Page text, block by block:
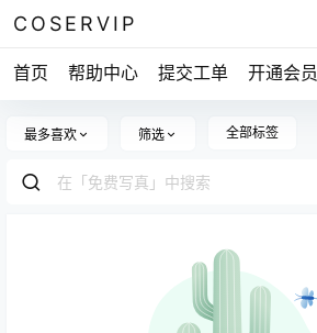
COSERVIP
首页 帮助中心 提交工单 开通会员
最多喜欢 筛选 全部标签